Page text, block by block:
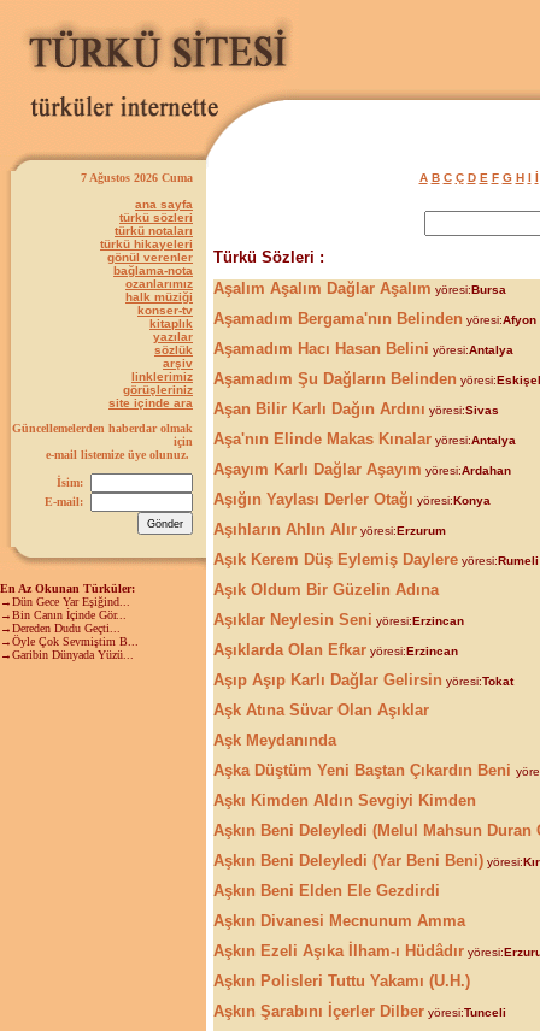
7 Ağustos 2026 Cuma
ana sayfa
türkü sözleri
türkü notaları
türkü hikayeleri
gönül verenler
bağlama-nota
ozanlarımız
halk müziği
konser-tv
kitaplık
yazılar
sözlük
arşiv
linklerimiz
görüşleriniz
site içinde ara
Güncellemelerden haberdar olmak
için
e-mail listemize üye olunuz.
İsim:
E-mail:
En Az Okunan Türküler:
→Dün Gece Yar Eşiğind...
→Bin Canın İçinde Gör...
→Dereden Dudu Geçti...
→Öyle Çok Sevmiştim B...
→Garibin Dünyada Yüzü...
A B C Ç D E F G H I İ
Türkü Sözleri :
Aşalım Aşalım Dağlar Aşalım yöresi:Bursa
Aşamadım Bergama'nın Belinden yöresi:Afyon
Aşamadım Hacı Hasan Belini yöresi:Antalya
Aşamadım Şu Dağların Belinden yöresi:
Aşan Bilir Karlı Dağın Ardını yöresi:Sivas
Aşa'nın Elinde Makas Kınalar yöresi:Antalya
Aşayım Karlı Dağlar Aşayım yöresi:Ardahan
Aşığın Yaylası Derler Otağı yöresi:Konya
Aşıhların Ahlın Alır yöresi:Erzurum
Aşık Kerem Düş Eylemiş Daylere yöresi:Rumeli
Aşık Oldum Bir Güzelin Adına
Aşıklar Neylesin Seni yöresi:Erzincan
Aşıklarda Olan Efkar yöresi:Erzincan
Aşıp Aşıp Karlı Dağlar Gelirsin yöresi:Tokat
Aşk Atına Süvar Olan Aşıklar
Aşk Meydanında
Aşka Düştüm Yeni Baştan Çıkardın Beni
Aşkı Kimden Aldın Sevgiyi Kimden
Aşkın Beni Deleyledi (Melul Mahsun Duran
Aşkın Beni Deleyledi (Yar Beni Beni) yöresi:
Aşkın Beni Elden Ele Gezdirdi
Aşkın Divanesi Mecnunum Amma
Aşkın Ezeli Aşıka İlham-ı Hüdâdır yöresi:
Aşkın Polisleri Tuttu Yakamı (U.H.)
Aşkın Şarabını İçerler Dilber yöresi:Tunceli